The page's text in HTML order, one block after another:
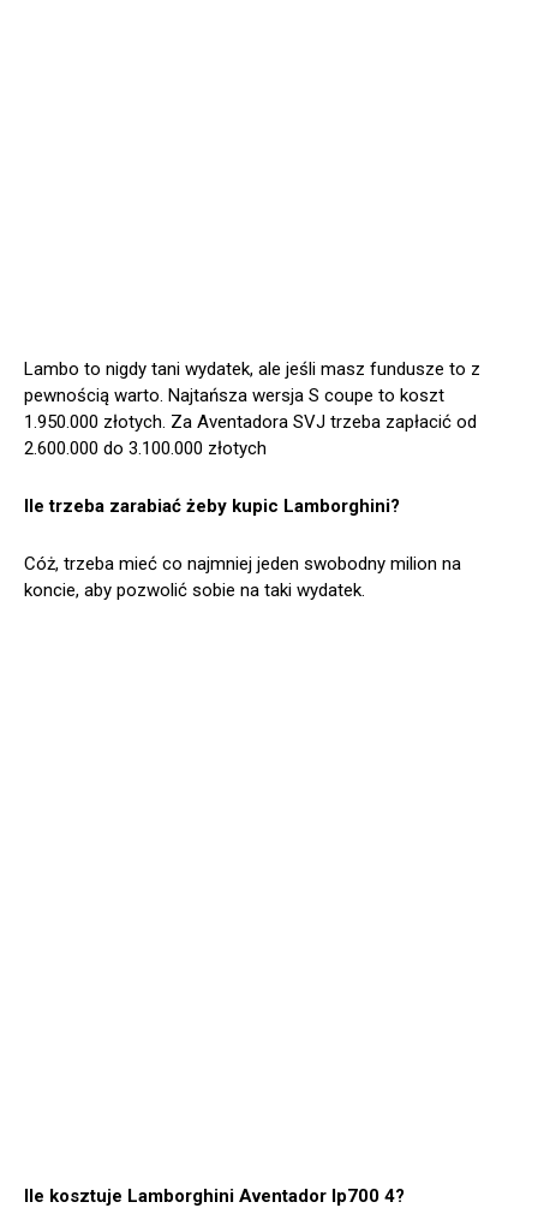
Lambo to nigdy tani wydatek, ale jeśli masz fundusze to z
pewnością warto. Najtańsza wersja S coupe to koszt
1.950.000 złotych. Za Aventadora SVJ trzeba zapłacić od
2.600.000 do 3.100.000 złotych
Ile trzeba zarabiać żeby kupic Lamborghini?
Cóż, trzeba mieć co najmniej jeden swobodny milion na
koncie, aby pozwolić sobie na taki wydatek.
Ile kosztuje Lamborghini Aventador lp700 4?